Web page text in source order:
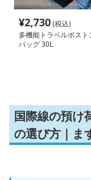
¥2,730(税込)
多機能トラベルボスト
バッグ 30L
国際線の預け
の選び方｜ま